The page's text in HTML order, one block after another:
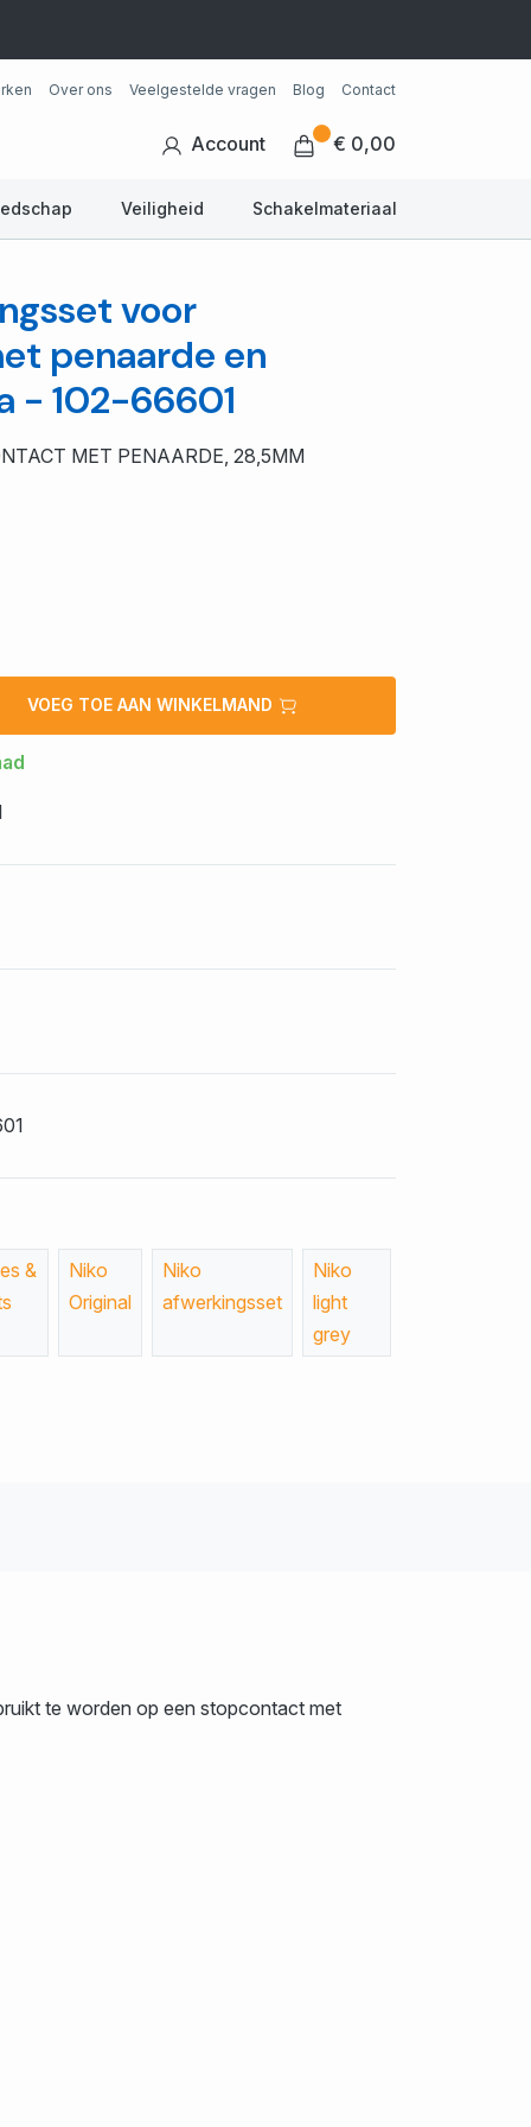
Over ons Veelgestelde vragen Blog Contact
Account € 0,00
Veiligheid Schakelmateriaal
voor
penaarde en
- 102-66601
MET PENAARDE, 28,5MM
VOEG TOE AAN WINKELMAND
&
Niko
Original
Niko
afwerkingsset
Niko
light
grey
te worden op een stopcontact met